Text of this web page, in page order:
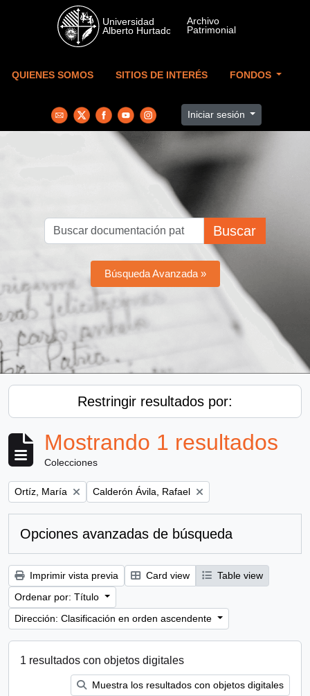
Skip to main content
QUIENES SOMOS SITIOS DE INTERÉS FONDOS
Iniciar sesión
Buscar
Búsqueda Avanzada »
Restringir resultados por:
Mostrando 1 resultados
Colecciones
Remove filter:
Ortíz, María Remove filter:
Calderón Ávila, Rafael
Opciones avanzadas de búsqueda
Imprimir vista previa Card view
Table view
Ordenar por: Título
Dirección: Clasificación en orden ascendente
1 resultados con objetos digitales
Muestra los resultados con objetos digitales